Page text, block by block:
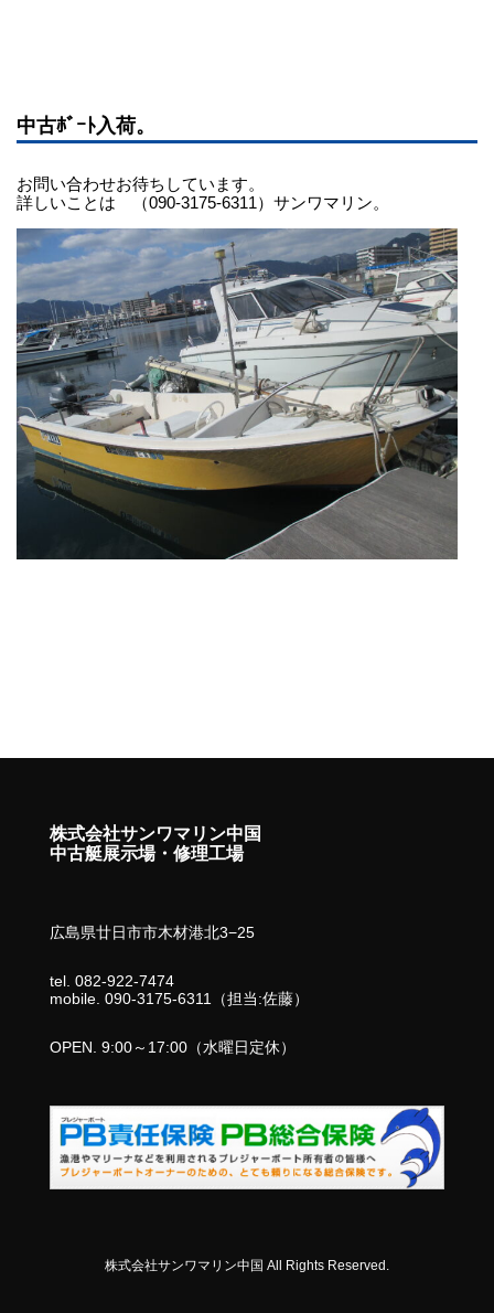
中古ﾎﾞｰﾄ入荷。
お問い合わせお待ちしています。
詳しいことは （090-3175-6311）サンワマリン。
株式会社サンワマリン中国
中古艇展示場・修理工場
広島県廿日市市木材港北3−25
tel. 082-922-7474
mobile. 090-3175-6311（担当:佐藤）
OPEN. 9:00～17:00（水曜日定休）
株式会社サンワマリン中国 All Rights Reserved.